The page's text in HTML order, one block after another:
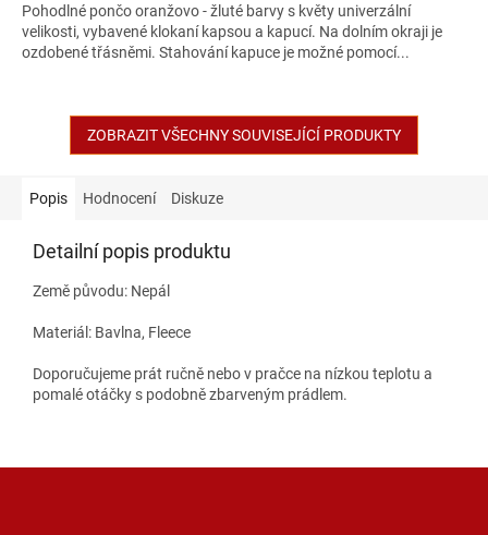
Pohodlné pončo oranžovo - žluté barvy s květy univerzální
velikosti, vybavené klokaní kapsou a kapucí. Na dolním okraji je
ozdobené třásněmi. Stahování kapuce je možné pomocí...
ZOBRAZIT VŠECHNY SOUVISEJÍCÍ PRODUKTY
Popis Hodnocení Diskuze
Detailní popis produktu
Země původu: Nepál
Materiál: Bavlna, Fleece
Doporučujeme prát ručně nebo v pračce na nízkou teplotu a
pomalé otáčky s podobně zbarveným prádlem.